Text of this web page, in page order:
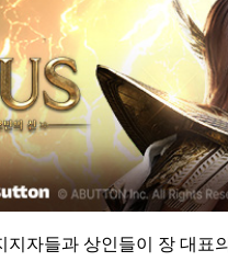
지자들과 상인들이 장 대표